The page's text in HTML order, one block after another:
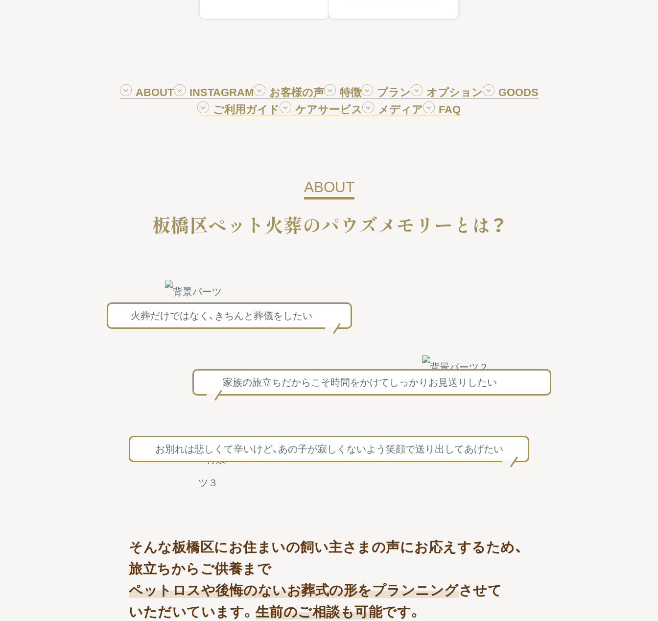
ABOUT INSTAGRAM お客様の声 特徴 プラン オプション
GOODS
ご利用ガイド
ケアサービス メディア FAQ
ABOUT
板橋区ペット火葬のパウズメモリーとは？
火葬だけではなく、きちんと葬儀をしたい
家族の旅立ちだからこそ時間をかけてしっかりお見送りしたい
お別れは悲しくて辛いけど、あの子が寂しく ないよう笑顔で送り出してあげたい
そんな板橋区にお住まいの飼い主さまの声にお応えするため、
旅立ちからご供養まで
ペットロスや後悔のないお葬式の形をプランニングさせて
いただいています。生前のご相談も可能です。